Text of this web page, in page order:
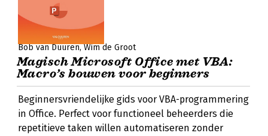
Bob van Duuren Wim de Groot
Magisch Microsoft Office met VBA:
Macro’s bouwen voor beginners
Beginnersvriendelijke gids voor VBA-programmering
in Office. Perfect voor functioneel beheerders die
repetitieve taken willen automatiseren zonder